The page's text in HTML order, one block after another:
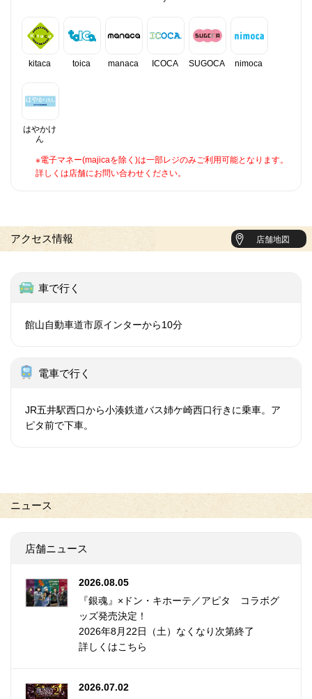
kitaca toica manaca ICOCA SUGOCA nimoca
はやかけ
ん
※電子マネー(majicaを除く)は一部レジのみご利用可能となります。
詳しくは店舗にお問い合わせください。
アクセス情報 店舗地図
車で行く
館山自動車道市原インターから10分
電車で行く
JR五井駅西口から小湊鉄道バス姉ケ崎西口行きに乗車。ア
ピタ前で下車。
ニュース
店舗ニュース
2026.08.05
『銀魂』×ドン・キホーテ／アピタ コラボグ
ッズ発売決定！
2026年8月22日（土）なくなり次第終了
詳しくはこちら
2026.07.02